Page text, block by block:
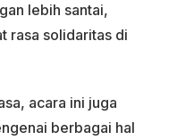
lebih santai,
rasa solidaritas di
acara ini juga
berbagai hal